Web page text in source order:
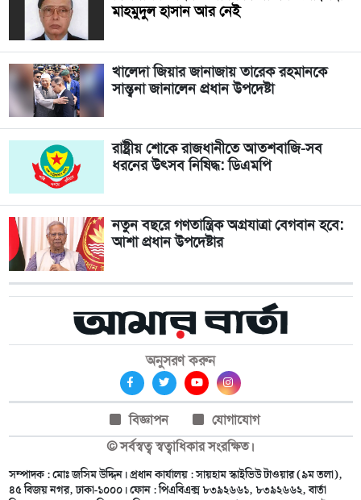
মাহমুদুল হাসান আর নেই
খালেদা জিয়ার জানাজায় তারেক রহমানকে
সান্ত্বনা জানালেন প্রধান উপদেষ্টা
রাষ্ট্রীয় শোকে রাজধানীতে আতশবাজি-সব
ধরনের উৎসব নিষিদ্ধ: ডিএমপি
নতুন বছরে গণতান্ত্রিক অগ্রযাত্রা বেগবান হবে:
আশা প্রধান উপদেষ্টার
অনুসরণ করুন
বিজ্ঞাপন
যোগাযোগ
© সর্বস্বত্ব স্বত্বাধিকার সংরক্ষিত।
সম্পাদক : মোঃ জসিম উদ্দিন। প্রধান কার্যালয় : সায়হাম স্কাইভিউ টাওয়ার (৯ম তলা),
৪৫ বিজয় নগর, ঢাকা-১০০০। ফোন : পিএবিএক্স ৮৩৯২৬৬১, ৮৩৯২৬৬২, বার্তা